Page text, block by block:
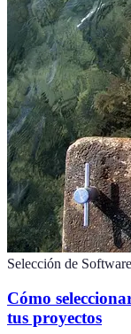
Selección de Software
Cómo
tus proyectos